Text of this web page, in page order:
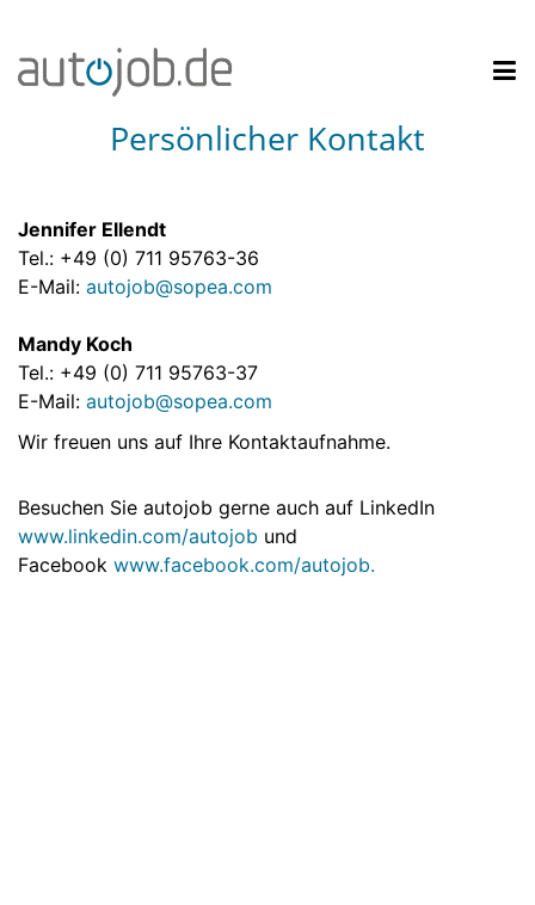
Persönlicher Kontakt
Jennifer Ellendt
Tel.: +49 (0) 711 95763-36
E-Mail: autojob@sopea.com
Mandy Koch
Tel.: +49 (0) 711 95763-37
E-Mail: autojob@sopea.com
Wir freuen uns auf Ihre Kontaktaufnahme.
Besuchen Sie autojob gerne auch auf LinkedIn
www.linkedin.com/autojob und
Facebook www.facebook.com/autojob.